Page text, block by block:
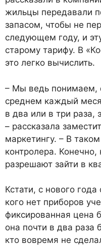
жильцы передавали
запасом, чтобы не
следующем году, и
старому тарифу. В
это легко вычислить.
– Мы ведь понимаем,
среднем каждый
в два или в три раза,
– рассказала
маркетингу. – В
контролера.
разрешают зайти в
Кстати, с нового
кого нет приборов
фиксированная цена
она почти в два раза
кто вовремя не